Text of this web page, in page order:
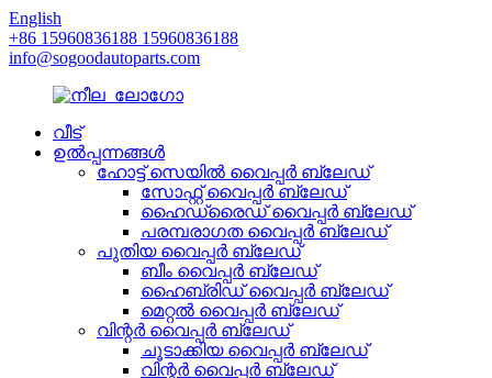
English
+86 15960836188 15960836188
info@sogoodautoparts.com
വീട്
ഉൽപ്പന്നങ്ങൾ
ഹോട്ട് സെയിൽ വൈപ്പർ ബ്ലേഡ്
സോഫ്റ്റ് വൈപ്പർ ബ്ലേഡ്
ഹൈഡ്രൈഡ് വൈപ്പർ ബ്ലേഡ്
പരമ്പരാഗത വൈപ്പർ ബ്ലേഡ്
പുതിയ വൈപ്പർ ബ്ലേഡ്
ബീം വൈപ്പർ ബ്ലേഡ്
ഹൈബ്രിഡ് വൈപ്പർ ബ്ലേഡ്
മെറ്റൽ വൈപ്പർ ബ്ലേഡ്
വിന്റർ വൈപ്പർ ബ്ലേഡ്
ചൂടാക്കിയ വൈപ്പർ ബ്ലേഡ്
വിന്റർ വൈപ്പർ ബ്ലേഡ്